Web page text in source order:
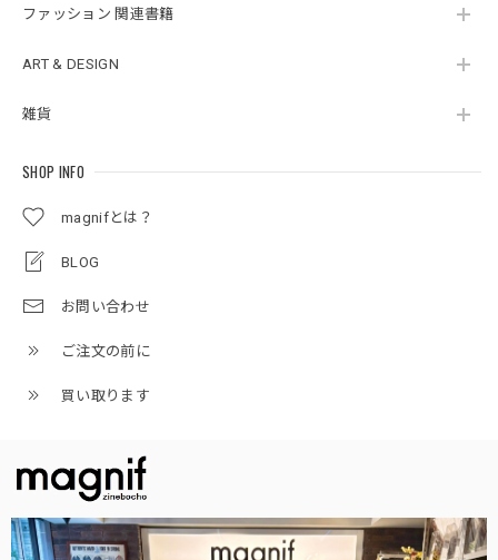
ファッション 関連書籍
ART & DESIGN
雑貨
SHOP INFO
magnifとは？
BLOG
お問い合わせ
ご注文の前に
買い取ります